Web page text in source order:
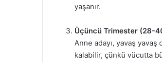
yaşanır.
Üçüncü Trimester (28-
Anne adayı, yavaş
kalabilir, çünkü vücutta